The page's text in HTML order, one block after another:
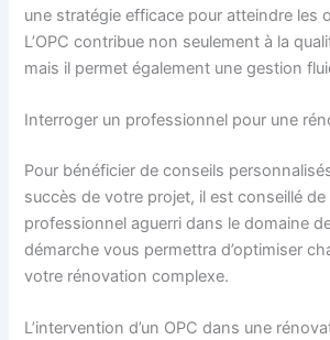
une stratégie efficace pour atteindre les
L’OPC contribue non seulement à la
mais il permet également une gestion
Interroger un professionnel pour une
Pour bénéficier de conseils
succès de votre projet, il est conseillé
professionnel aguerri dans le domaine
démarche vous permettra d’optimiser
votre rénovation complexe.
L’intervention d’un OPC dans une